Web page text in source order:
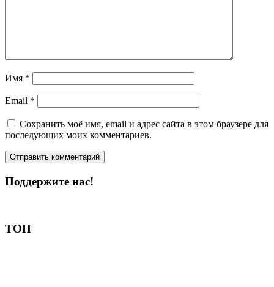
Имя *
Email *
Сохранить моё имя, email и адрес сайта в этом браузере для
последующих моих комментариев.
Поддержите нас!
ТОП